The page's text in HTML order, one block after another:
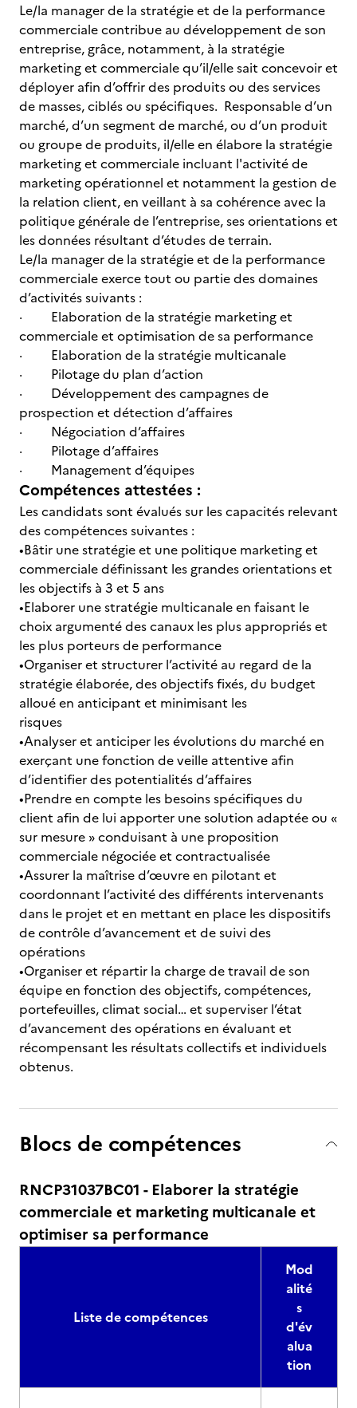
Le/la manager de la stratégie et de la performance
commerciale contribue au développement de son
entreprise, grâce, notamment, à la stratégie
marketing et commerciale qu’il/elle sait concevoir et
déployer afin d’offrir des produits ou des services
de masses, ciblés ou spécifiques. Responsable d’un
marché, d’un segment de marché, ou d’un produit
ou groupe de produits, il/elle en élabore la stratégie
marketing et commerciale incluant l'activité de
marketing opérationnel et notamment la gestion de
la relation client, en veillant à sa cohérence avec la
politique générale de l’entreprise, ses orientations et
les données résultant d’études de terrain.
Le/la manager de la stratégie et de la performance
commerciale exerce tout ou partie des domaines
d’activités suivants :
· Elaboration de la stratégie marketing et
commerciale et optimisation de sa performance
· Elaboration de la stratégie multicanale
· Pilotage du plan d’action
· Développement des campagnes de
prospection et détection d’affaires
· Négociation d’affaires
· Pilotage d’affaires
· Management d’équipes
Compétences attestées :
Les candidats sont évalués sur les capacités relevant
des compétences suivantes :
•Bâtir une stratégie et une politique marketing et
commerciale définissant les grandes orientations et
les objectifs à 3 et 5 ans
•Elaborer une stratégie multicanale en faisant le
choix argumenté des canaux les plus appropriés et
les plus porteurs de performance
•Organiser et structurer l’activité au regard de la
stratégie élaborée, des objectifs fixés, du budget
alloué en anticipant et minimisant les
risques
•Analyser et anticiper les évolutions du marché en
exerçant une fonction de veille attentive afin
d’identifier des potentialités d’affaires
•Prendre en compte les besoins spécifiques du
client afin de lui apporter une solution adaptée ou «
sur mesure » conduisant à une proposition
commerciale négociée et contractualisée
•Assurer la maîtrise d’œuvre en pilotant et
coordonnant l’activité des différents intervenants
dans le projet et en mettant en place les dispositifs
de contrôle d’avancement et de suivi des
opérations
•Organiser et répartir la charge de travail de son
équipe en fonction des objectifs, compétences,
portefeuilles, climat social… et superviser l’état
d’avancement des opérations en évaluant et
récompensant les résultats collectifs et individuels
obtenus.
Blocs de compétences
RNCP31037BC01 - Elaborer la stratégie
commerciale et marketing multicanale et
optimiser sa performance
Liste de compétences
Mod
alité
s
d'év
alua
tion